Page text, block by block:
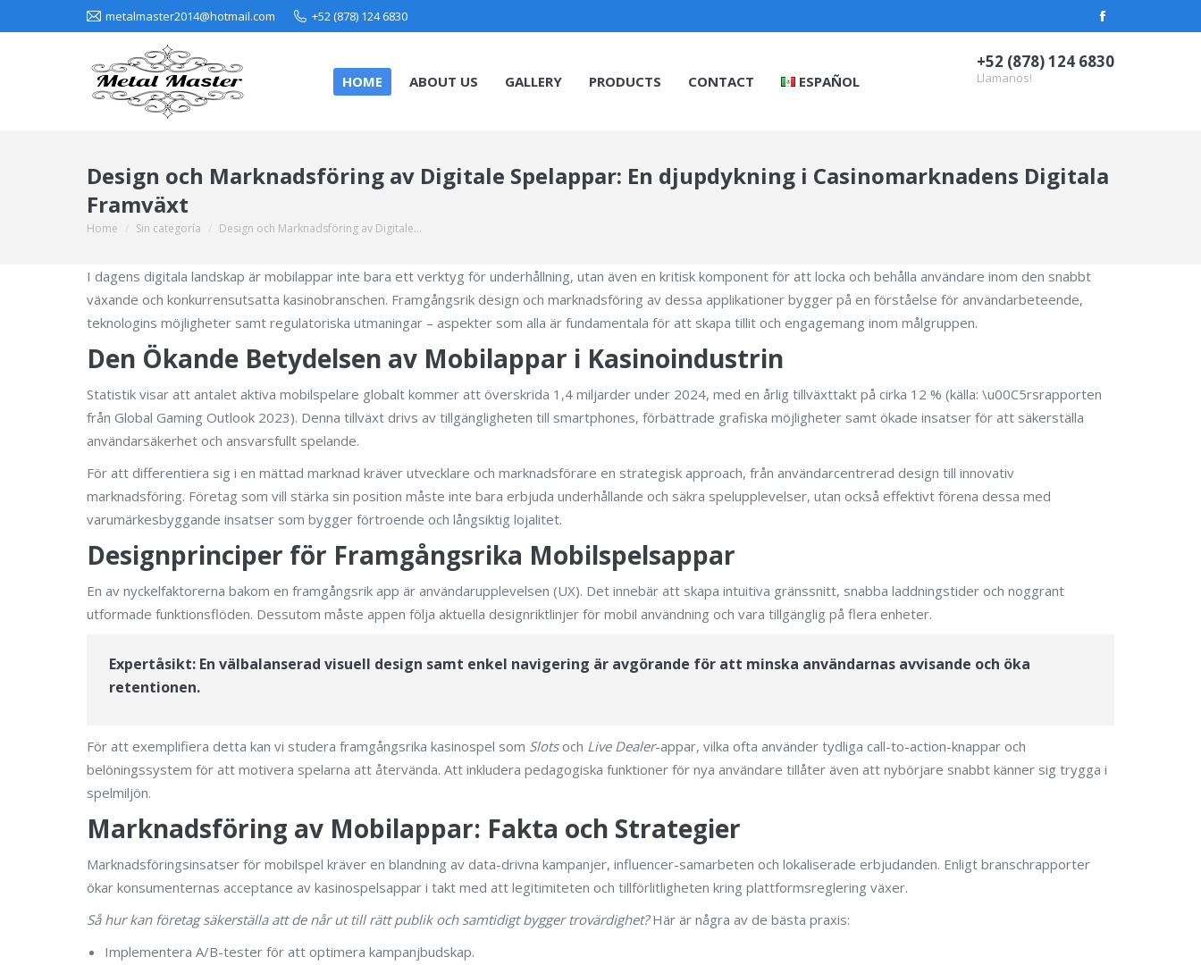
metalmaster2014@hotmail.com +52 (878) 124 6830
Facebook
opens
HOME ABOUT US GALLERY PRODUCTS CONTACT ESPAÑOL
+52 (878) 124 6830
Llamanos!
Design och Marknadsföring av Digitale Spelappar: En djupdykning i Casinomarknadens Digitala
Framväxt
You are here:
Home Sin categoría Design och Marknadsföring av Digitale…
I dagens digitala landskap är mobilappar inte bara ett verktyg för underhållning, utan även en kritisk komponent för att locka och behålla användare inom den snabbt
växande och konkurrensutsatta kasinobranschen. Framgångsrik design och marknadsföring av dessa applikationer bygger på en förståelse för användarbeteende,
teknologins möjligheter samt regulatoriska utmaningar – aspekter som alla är fundamentala för att skapa tillit och engagemang inom målgruppen.
Den Ökande Betydelsen av Mobilappar i Kasinoindustrin
Statistik visar att antalet aktiva mobilspelare globalt kommer att överskrida 1,4 miljarder under 2024, med en årlig tillväxttakt på cirka 12 % (källa: \u00C5rsrapporten
från Global Gaming Outlook 2023). Denna tillväxt drivs av tillgängligheten till smartphones, förbättrade grafiska möjligheter samt ökade insatser för att säkerställa
användarsäkerhet och ansvarsfullt spelande.
För att differentiera sig i en mättad marknad kräver utvecklare och marknadsförare en strategisk approach, från användarcentrerad design till innovativ
marknadsföring. Företag som vill stärka sin position måste inte bara erbjuda underhållande och säkra spelupplevelser, utan också effektivt förena dessa med
varumärkesbyggande insatser som bygger förtroende och långsiktig lojalitet.
Designprinciper för Framgångsrika Mobilspelsappar
En av nyckelfaktorerna bakom en framgångsrik app är användarupplevelsen (UX). Det innebär att skapa intuitiva gränssnitt, snabba laddningstider och noggrant
utformade funktionsflöden. Dessutom måste appen följa aktuella designriktlinjer för mobil användning och vara tillgänglig på flera enheter.
Expertåsikt: En välbalanserad visuell design samt enkel navigering är avgörande för att minska användarnas avvisande och öka
retentionen.
För att exemplifiera detta kan vi studera framgångsrika kasinospel som Slotsoch Live Dealer-appar, vilka ofta använder tydliga call-to-action-knappar och
belöningssystem för att motivera spelarna att återvända. Att inkludera pedagogiska funktioner för nya användare tillåter även att nybörjare snabbt känner sig trygga i
spelmiljön.
Marknadsföring av Mobilappar: Fakta och Strategier
Marknadsföringsinsatser för mobilspel kräver en blandning av data-drivna kampanjer, influencer-samarbeten och lokaliserade erbjudanden. Enligt branschrapporter
ökar konsumenternas acceptance av kasinospelsappar i takt med att legitimiteten och tillförlitligheten kring plattformsreglering växer.
Så hur kan företag säkerställa att de når ut till rätt publik och samtidigt bygger trovärdighet?Här är några av de bästa praxis:
Implementera A/B-tester för att optimera kampanjbudskap.